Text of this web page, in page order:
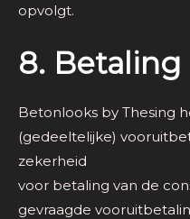
opvolgt.
8. Betaling
Betonlooks by Thesing
(gedeeltelijke)
zekerheid
voor betaling van de
gevraagde